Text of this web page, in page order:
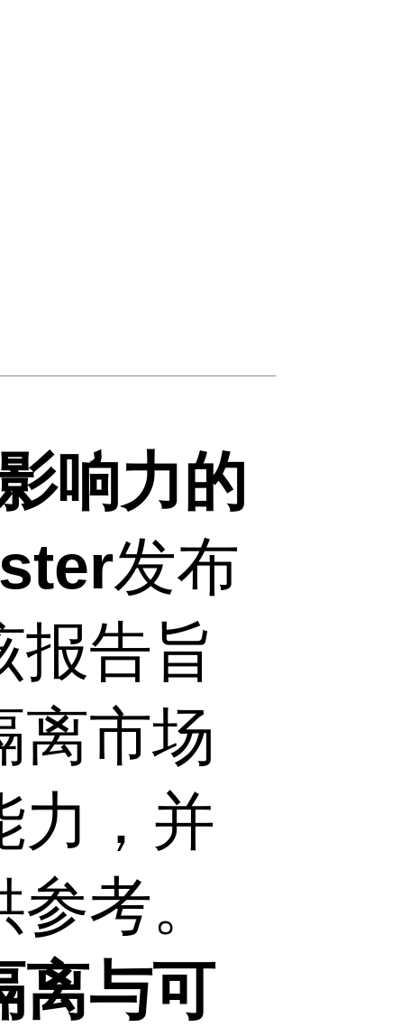
响力的
发布
报告旨
离市场
力，并
考。
离与可